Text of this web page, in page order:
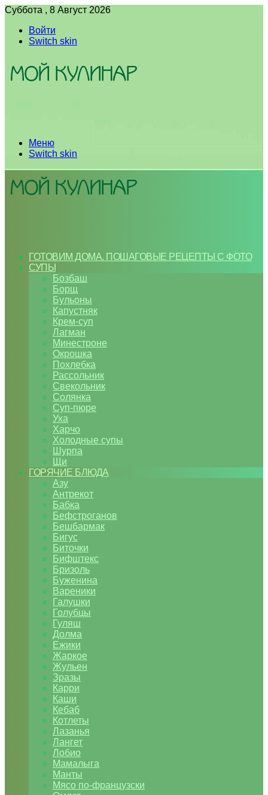
Суббота , 8 Август 2026
Войти
Switch skin
Меню
Switch skin
ГОТОВИМ ДОМА. ПОШАГОВЫЕ РЕЦЕПТЫ С ФОТО
СУПЫ
Бозбаш
Борщ
Бульоны
Капустняк
Крем-суп
Лагман
Минестроне
Окрошка
Похлебка
Рассольник
Свекольник
Солянка
Суп-пюре
Уха
Харчо
Холодные супы
Шурпа
Щи
ГОРЯЧИЕ БЛЮДА
Азу
Антрекот
Бабка
Бефстроганов
Бешбармак
Бигус
Биточки
Бифштекс
Бризоль
Буженина
Вареники
Галушки
Голубцы
Гуляш
Долма
Ежики
Жаркое
Жульен
Зразы
Карри
Каши
Кебаб
Котлеты
Лазанья
Лангет
Лобио
Мамалыга
Манты
Мясо по-французски